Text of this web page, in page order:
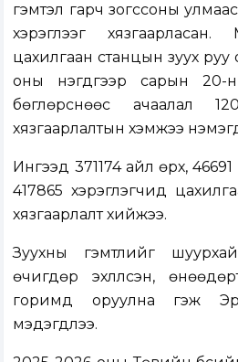
гэмтэл гарч зогссоны
хэрэглээг хязгаарласан.
цахилгаан станцын зуух руу
оны нэгдүгээр сарын
бөглөрснөөс ачаалал
хязгаарлалтын хэмжээ
Ингээд 371174 айл өрх,
417865 хэрэглэгчид
хязгаарлалт хийжээ.
Зуухны гэмтлийг
өчигдөр эхлүүлсэн,
горимд оруулна гэж
мэдэгдлээ.